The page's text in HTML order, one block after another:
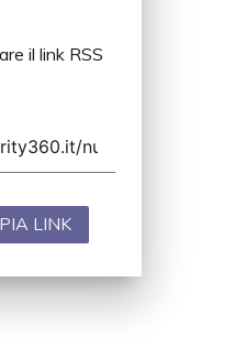
il link RSS
LINK